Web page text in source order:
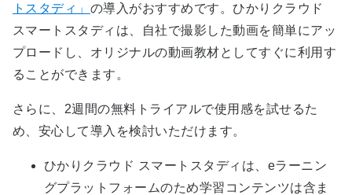
トスタディ」 の導入がおすすめです。ひかりクラウド
スマートスタディは、自社で撮影した動画を簡単にアッ
プロードし、オリジナルの動画教材としてすぐに利用す
ることができます。
さらに、2週間の無料トライアルで使用感を試せるた
め、安心して導入を検討いただけます。
ひかりクラウド スマートスタディは、eラーニン
グプラットフォームのため学習コンテンツは含ま